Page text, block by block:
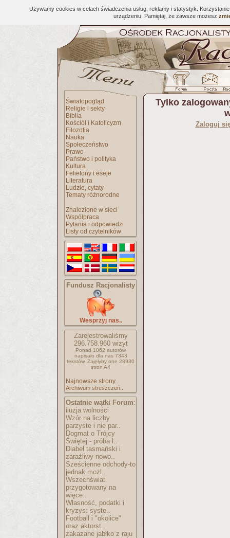
Używamy cookies w celach świadczenia usług, reklamy i statystyk.
urządzeniu. Pamiętaj, że zawsze możesz
Światopogląd
Religie i sekty
Biblia
Kościół i Katolicyzm
Filozofia
Nauka
Społeczeństwo
Prawo
Państwo i polityka
Kultura
Felietony i eseje
Literatura
Ludzie, cytaty
Tematy różnorodne
Znalezione w sieci
Współpraca
Pytania i odpowiedzi
Listy od czytelników
Fundusz Racjonalisty
Wesprzyj nas..
Zarejestrowaliśmy
296.758.960wizyt
Ponad 1062 autorów
napisało dla nas 7343
tekstów. Zajęłyby one 28930
stron A4
Najnowsze strony..
Archiwum streszczeń..
Ostatnie wątki Forum:
iluzja wolności
Wzór na liczby
parzyste i nie par..
Dogmat o Trójcy
Świętej - próba l..
Diabeł tasmański i
zaraźliwy nowo..
Sześcienne odchody-to
jednak możl..
Wszechświat
przygotowany na
więce..
Własność, podatki i
kryzys: syste..
Football i "okolice"
oraz aktorst..
zakazane jabłko z raju
Tylko
Zaloguj